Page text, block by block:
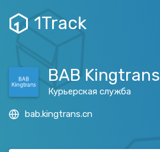
1Track
BAB Kingtrans
Курьерская служба
bab.kingtrans.cn